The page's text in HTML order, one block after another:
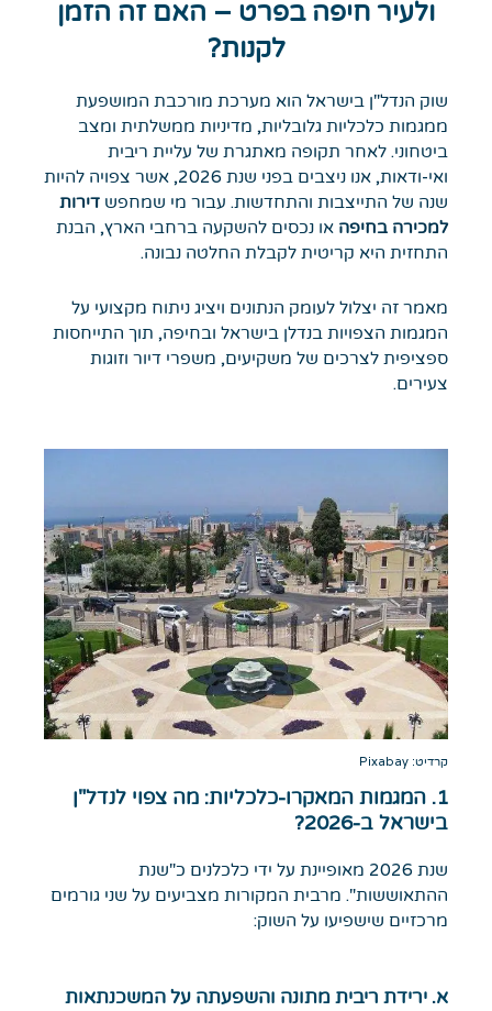
ולעיר חיפה בפרט – האם זה הזמן
לקנות?
שוק הנדל"ן בישראל הוא מערכת מורכבת המושפעת
ממגמות כלכליות גלובליות, מדיניות ממשלתית ומצב
ביטחוני. לאחר תקופה מאתגרת של עליית ריבית
ואי-ודאות, אנו ניצבים בפני שנת 2026, אשר צפויה להיות
שנה של התייצבות והתחדשות. עבור מי שמחפש דירות
למכירה בחיפה או נכסים להשקעה ברחבי הארץ, הבנת
התחזית היא קריטית לקבלת החלטה נבונה.
מאמר זה יצלול לעומק הנתונים ויציג ניתוח מקצועי על
המגמות הצפויות בנדלן בישראל ובחיפה, תוך התייחסות
ספציפית לצרכים של משקיעים, משפרי דיור וזוגות
צעירים.
קרדיט: Pixabay
1. המגמות המאקרו-כלכליות: מה צפוי לנדל"ן
בישראל ב-2026?
שנת 2026 מאופיינת על ידי כלכלנים כ"שנת
ההתאוששות". מרבית המקורות מצביעים על שני גורמים
מרכזיים שישפיעו על השוק:
א. ירידת ריבית מתונה והשפעתה על המשכנתאות